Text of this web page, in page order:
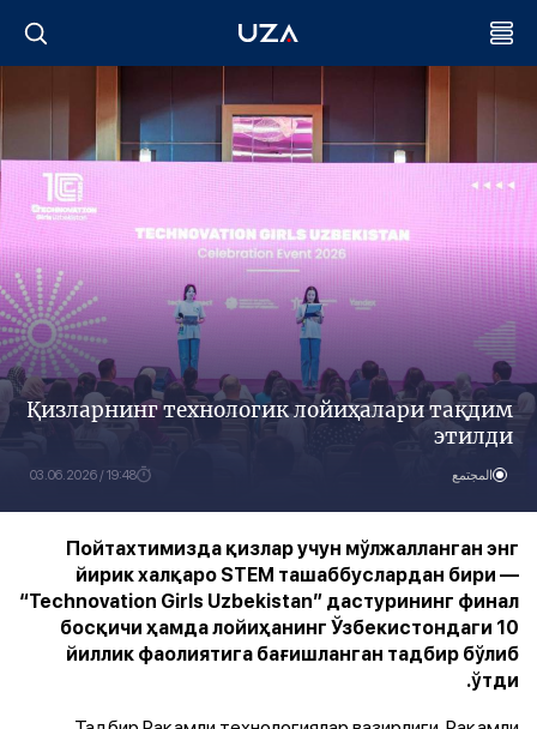
Қизларнинг технологик лойиҳалари тақдим
этилди
المجتمع 19:48 / 03.06.2026
Пойтахтимизда қизлар учун мўлжалланган энг
йирик халқаро STEM ташаббуслардан бири —
“Technovation Girls Uzbekistan” дастурининг финал
босқичи ҳамда лойиҳанинг Ўзбекистондаги 10
йиллик фаолиятига бағишланган тадбир бўлиб
ўтди.